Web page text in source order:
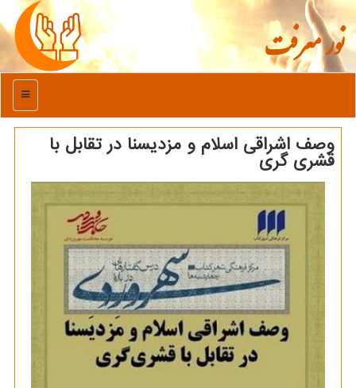
نور معرفت
منو
وصف اشراقی اسلام و مزدیسنا در تقابل با
قشری گری